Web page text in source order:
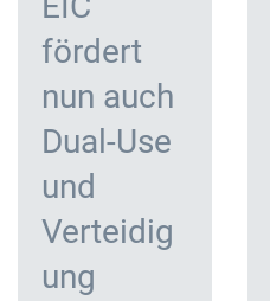
fördert
nun auch
Dual-Use
und
Verteidig
ung